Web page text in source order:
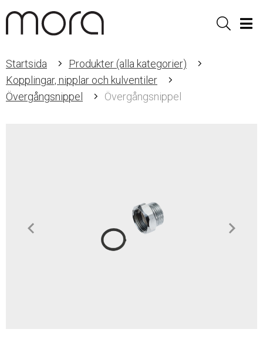
Sök
Startsida
Produkter (alla kategorier)
Kopplingar, nipplar och kulventiler
Övergångsnippel
Övergångsnippel